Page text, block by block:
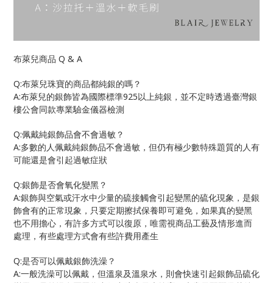
布萊兒商品 Q & A
Q:布萊兒珠寶的商品都純銀的嗎？
A:布萊兒的銀飾皆為國際標準925 以上純銀，並不定時透過臺灣銀
樓公會同款專業驗金儀器檢測
Q:佩戴純銀飾品會不會過敏？
A:多數的人佩戴純銀飾品不會過敏，但仍有極少數特殊題質的人有
可能還是會引起過敏症狀
Q:銀飾是否會氧化變黑？
A:銀飾與空氣或汗水中少量的硫接觸會引起變黑的硫化現象，是銀
飾會有的正常現象，只要定期擦拭保養即可避免，如果真的變黑
也不用擔心，有許多方式可以復原，唯需視商品工藝及情形進而
處理，有些處理方式會有些許費用產生
Q:是否可以佩戴銀飾洗澡？
A:一般洗澡可以佩戴，但溫泉及溫泉水，則會快速引起銀飾品硫化